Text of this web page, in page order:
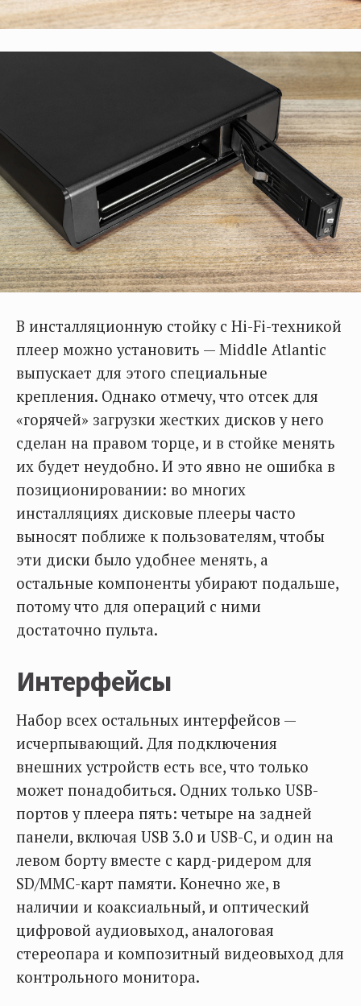
В инсталляционную стойку с Hi-Fi-техникой
плеер можно установить — Middle Atlantic
выпускает для этого специальные
крепления. Однако отмечу, что отсек для
«горячей» загрузки жестких дисков у него
сделан на правом торце, и в стойке менять
их будет неудобно. И это явно не ошибка в
позиционировании: во многих
инсталляциях дисковые плееры часто
выносят поближе к пользователям, чтобы
эти диски было удобнее менять, а
остальные компоненты убирают подальше,
потому что для операций с ними
достаточно пульта.
Интерфейсы
Набор всех остальных интерфейсов —
исчерпывающий. Для подключения
внешних устройств есть все, что только
может понадобиться. Одних только USB-
портов у плеера пять: четыре на задней
панели, включая USB 3.0 и USB-С, и один на
левом борту вместе с кард-ридером для
SD/MMC-карт памяти. Конечно же, в
наличии и коаксиальный, и оптический
цифровой аудиовыход, аналоговая
стереопара и композитный видеовыход для
контрольного монитора.